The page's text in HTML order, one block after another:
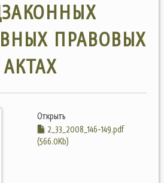
ПРАВОВЫХ
АКТАХ
Открыть
2_33_2008_146-149.pdf
(566.0Kb)